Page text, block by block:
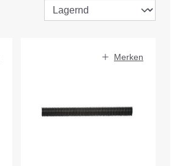
Merken